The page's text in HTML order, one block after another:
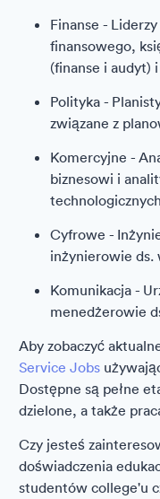
Finanse -
finansowego,
(finanse i audyt)
Polityka -
związane z
Komercyjne -
biznesowi i
Cyfrowe -
inżynierowie ds.
Komunikacja -
menedżerowie
Aby zobaczyć
Service Jobs
Dostępne są pełne
dzielone, a także
Czy jesteś
doświadczenia
studentów college'u